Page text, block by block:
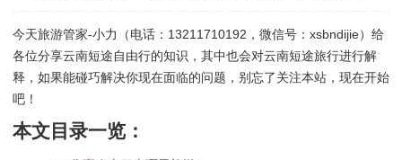
今天旅游管家-小力（电话：13211710192，微信号：xsbndijie）给
各位分享云南短途自由行的知识，其中也会对云南短途旅行进行解
释，如果能碰巧解决你现在面临的问题，别忘了关注本站，现在开始
吧！
本文目录一览：